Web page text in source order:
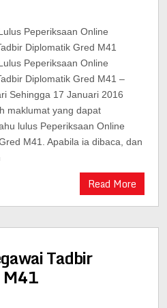
Peperiksaan Online
Diplomatik Gred M41
Peperiksaan Online
Diplomatik Gred M41 –
Sehingga 17 Januari 2016
maklumat yang dapat
lulus Peperiksaan Online
M41. Apabila ia dibaca, dan
Read More
Tadbir
M41